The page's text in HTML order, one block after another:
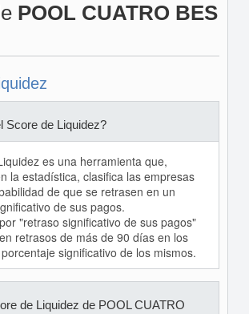
POOL CUATRO BES
Score de Liquidez?
es una herramienta que,
la estadística, clasifica las empresas
de que se retrasen en un
de sus pagos.
"retraso significativo de sus pagos"
retrasos de más de 90 días en los
significativo de los mismos.
de Liquidez de POOL CUATRO